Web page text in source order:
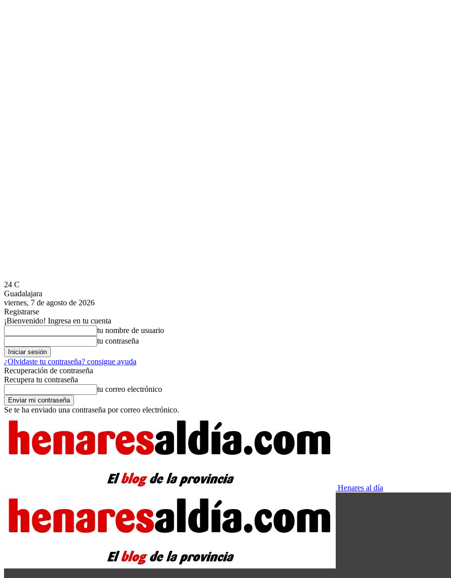
24 C
Guadalajara
viernes, 7 de agosto de 2026
Registrarse
¡Bienvenido! Ingresa en tu cuenta
tu nombre de usuario
tu contraseña
¿Olvidaste tu contraseña? consigue ayuda
Recuperación de contraseña
Recupera tu contraseña
tu correo electrónico
Se te ha enviado una contraseña por correo electrónico.
Henares al día